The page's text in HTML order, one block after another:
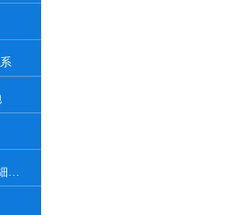
EPH4 1424 小鼠乳腺癌細胞系